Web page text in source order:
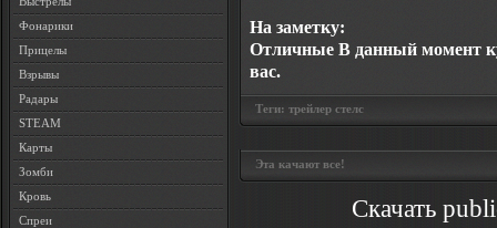
Фонарики
Прицелы
Взрывы
Радары
STEAM
Карты
Зомби
Кровь
Спреи
На заметку:
Отличные В данный момент
вас.
Теги: трейлер стелc
Эта качают все!
Скачать